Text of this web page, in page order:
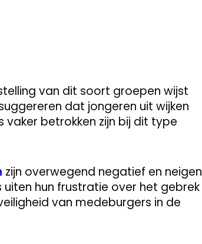
van dit soort groepen wijst
dat jongeren uit wijken
betrokken zijn bij dit type
zijn overwegend negatief en neigen
hun frustratie over het gebrek
van medeburgers in de